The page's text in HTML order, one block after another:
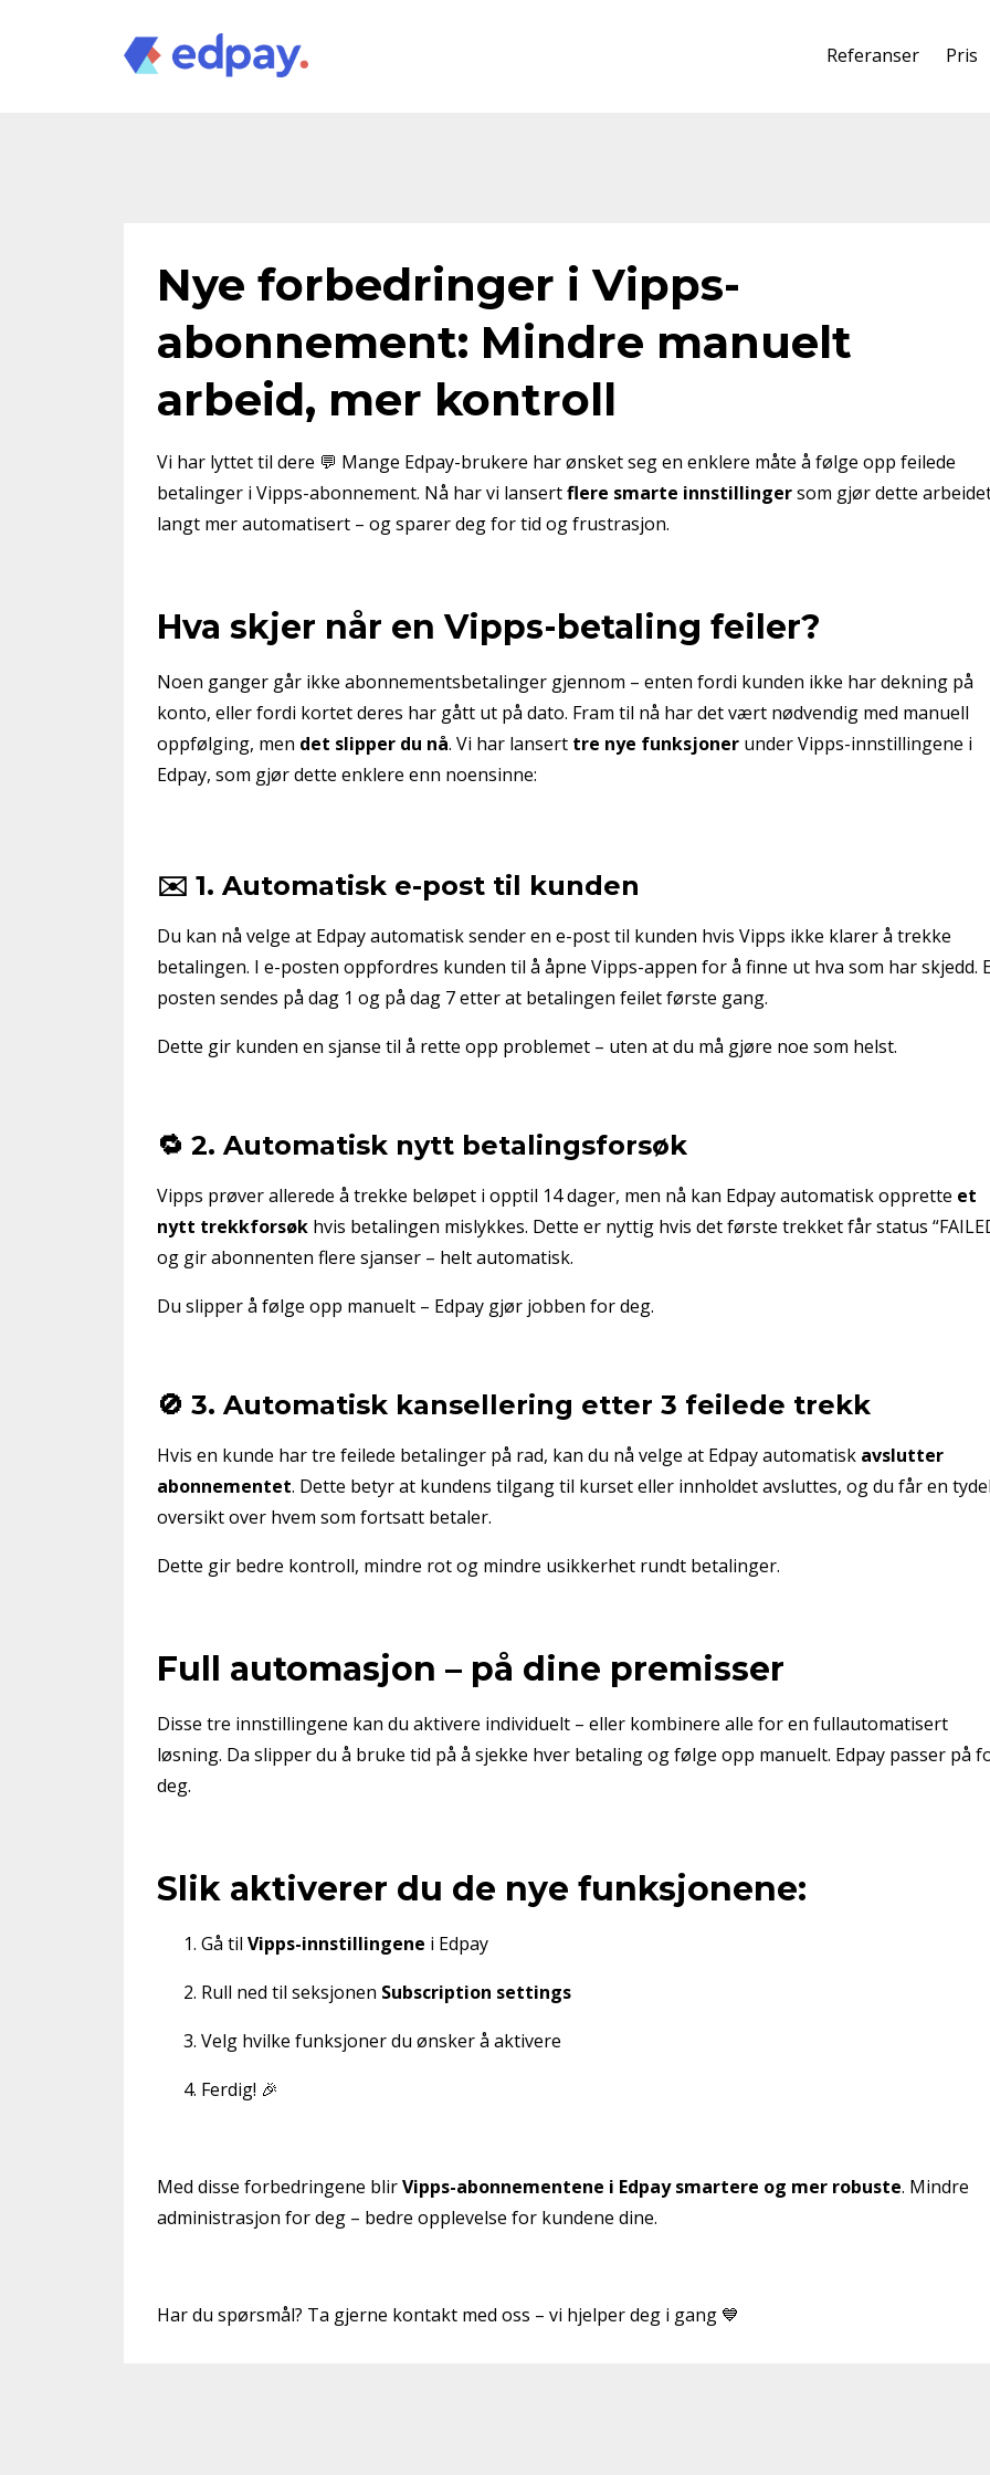
Referanser Pris
Nye forbedringer i Vipps-
abonnement: Mindre manuelt
arbeid, mer kontroll
Vi har lyttet til dere 💬 Mange Edpay-brukere har ønsket seg en enklere måte å følge opp feilede
betalinger i Vipps-abonnement. Nå har vi lansertflere smarte innstillingersom gjør dette
langt mer automatisert – og sparer deg for tid og frustrasjon.
Hva skjer når en Vipps-betaling feiler?
Noen ganger går ikke abonnementsbetalinger gjennom – enten fordi kunden ikke har dekning på
konto, eller fordi kortet deres har gått ut på dato. Fram til nå har det vært nødvendig med manuell
oppfølging, men det slipper du nå. Vi har lansert tre nye funksjoner under Vipps-innstillingene i
Edpay, som gjør dette enklere enn noensinne:
✉️ 1. Automatisk e-post til kunden
Du kan nå velge at Edpay automatisk sender en e-post til kunden hvis Vipps ikke klarer å trekke
betalingen. I e-posten oppfordres kunden til å åpne Vipps-appen for å finne ut hva som har skjedd.
posten sendes på dag 1 og på dag 7 etter at betalingen feilet første gang.
Dette gir kunden en sjanse til å rette opp problemet – uten at du må gjøre noe som helst.
🔁 2. Automatisk nytt betalingsforsøk
Vipps prøver allerede å trekke beløpet i opptil 14 dager, men nå kan Edpay automatisk opprette et
nytt trekkforsøk hvis betalingen mislykkes. Dette er nyttig hvis det første trekket får status
og gir abonnenten flere sjanser – helt automatisk.
Du slipper å følge opp manuelt – Edpay gjør jobben for deg.
🚫 3. Automatisk kansellering etter 3 feilede trekk
Hvis en kunde har tre feilede betalinger på rad, kan du nå velge at Edpay automatisk avslutter
abonnementet. Dette betyr at kundens tilgang til kurset eller innholdet avsluttes, og du får en
oversikt over hvem som fortsatt betaler.
Dette gir bedre kontroll, mindre rot og mindre usikkerhet rundt betalinger.
Full automasjon – på dine premisser
Disse tre innstillingene kan du aktivere individuelt – eller kombinere alle for en fullautomatisert
løsning. Da slipper du å bruke tid på å sjekke hver betaling og følge opp manuelt. Edpay passer på
deg.
Slik aktiverer du de nye funksjonene:
Gå til Vipps-innstillingene i Edpay
Rull ned til seksjonen Subscription settings
Velg hvilke funksjoner du ønsker å aktivere
Ferdig! 🎉
Med disse forbedringene blirVipps-abonnementene i Edpay smartere og mer robuste. Mindre
administrasjon for deg – bedre opplevelse for kundene dine.
Har du spørsmål? Ta gjerne kontakt med oss – vi hjelper deg i gang 💙